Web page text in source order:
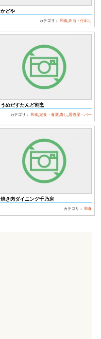
かどや
カテゴリ：和食 ,弁当・仕出し
うめだすたんど割烹
カテゴリ：和食,定食・食堂,寿し,居酒屋・バー
焼き肉ダイニング千乃房
カテゴリ：和食